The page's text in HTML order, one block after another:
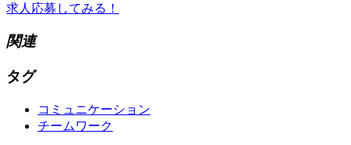
求人応募してみる！
関連
タグ
コミュニケーション
チームワーク